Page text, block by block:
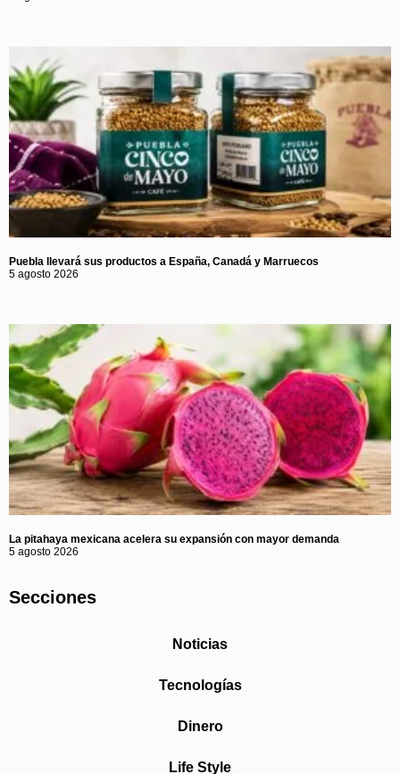
Puebla llevará sus productos a España, Canadá y Marruecos
5 agosto 2026
La pitahaya mexicana acelera su expansión con mayor demanda
5 agosto 2026
Secciones
Noticias
Tecnologías
Dinero
Life Style